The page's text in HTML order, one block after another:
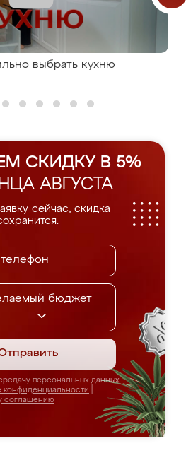
выбрать кухню
СКИДКУ В 5%
АВГУСТА
сейчас, скидка
бюджет
персональных данных
конфиденциальности
соглашению